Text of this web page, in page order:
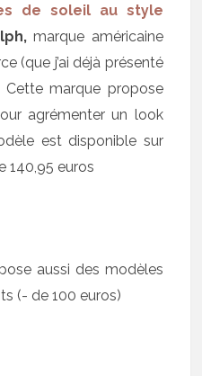
de soleil au style
marque américaine
(que j’ai déjà présenté
marque propose
agrémenter un look
est disponible sur
140,95 euros
aussi des modèles
(- de 100 euros)